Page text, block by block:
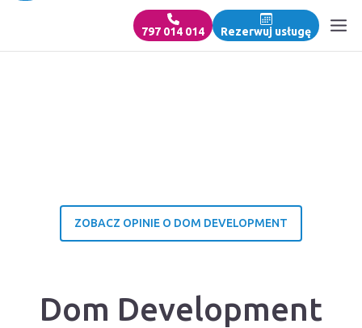
797 014 014 Rezerwuj usługę
ZOBACZ OPINIE O DOM DEVELOPMENT
Dom Development